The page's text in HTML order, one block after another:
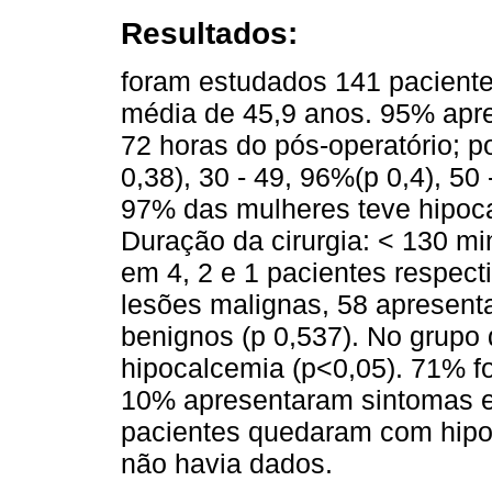
Resultados:
foram estudados 141
média de 45,9 anos. 95%
72 horas do pós-operatório;
0,38), 30 - 49, 96%(p 0,4),
97% das mulheres teve
Duração da cirurgia: < 130
em 4, 2 e 1 pacientes
lesões malignas, 58
benignos (p 0,537). No
hipocalcemia (p<0,05). 71%
10% apresentaram sintomas
pacientes quedaram com
não havia dados.